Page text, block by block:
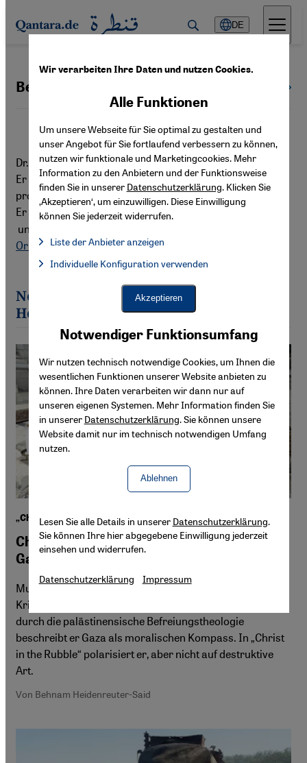
Direkt zum Inhalt springen
DE
Behnam Heidenreuter-Said
Dr. Behnam Heidenreuter-Said ist Islamwissenschaftler.
Er hat an der Friedrich-Schiller-Universität Jena
promoviert und u.a. bei C.H. Beck und Herder publiziert.
Er betreibt die SeitenNah-Ost-Expertise | Islam
und
Orients
.
Neueste Artikel von Behnam
Heidenreuter-Said
„Christ in the Rubble“ von Munther Isaac
Christliche Argumente gegen den
Gazakrieg
Munther Isaac, Pastor im Westjordanland, lehnt
Kriegsrechtfertigungen auf Basis der Bibel ab. Geprägt
durch die palästinensische Befreiungstheologie
beschreibt er Gaza als moralischen Kompass. In „Christ
in the Rubble“ polarisiert er, aber nicht auf destruktive
Art.
Von Behnam Heidenreuter-Said
Wir verarbeiten Ihre Daten und nutzen Cookies.
Notwendiger Funktionsumfang
Wir nutzen technisch notwendige Cookies, um Ihnen die
wesentlichen Funktionen unserer Website anbieten zu
können. Ihre Daten verarbeiten wir dann nur auf
unseren eigenen Systemen. Mehr Information finden Sie
in unserer Datenschutzerklärung. Sie können unsere
Website damit nur im technisch notwendigen Umfang
nutzen.
Ablehnen
Alle Funktionen
Um unsere Webseite für Sie optimal zu gestalten und
unser Angebot für Sie fortlaufend verbessern zu können,
nutzen wir funktionale und Marketingcookies. Mehr
Information zu den Anbietern und der Funktionsweise
finden Sie in unserer Datenschutzerklärung. Klicken Sie
‚Akzeptieren‘, um einzuwilligen. Diese Einwilligung
können Sie jederzeit widerrufen.
Liste der Anbieter anzeigen
Facebook Embed / Facebook Connect, Google Maps Embed,
Facebook Embed / Facebook Connect
Google Maps Embed
Individuelle Konfiguration verwenden
Akzeptieren
Lesen Sie alle Details in unserer Datenschutzerklärung.
Sie können Ihre hier abgegebene Einwilligung jederzeit
einsehen und widerrufen.
Datenschutzerklärung Impressum